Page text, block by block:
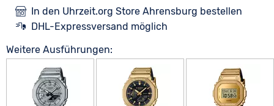
In den Uhrzeit.org Store Ahrensburg bestellen
DHL-Expressversand möglich
Weitere Ausführungen: